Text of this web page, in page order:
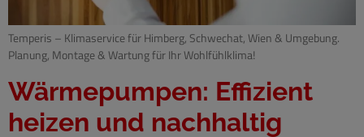
Temperis – Klimaservice für Himberg, Schwechat, Wien & Umgebung.
Planung, Montage & Wartung für Ihr Wohlfühlklima!
Wärmepumpen: Effizient
heizen und nachhaltig